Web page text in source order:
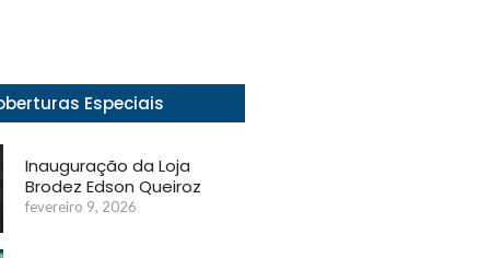
Especiais
Inauguração da Loja
Brodez Edson Queiroz
fevereiro 9, 2026